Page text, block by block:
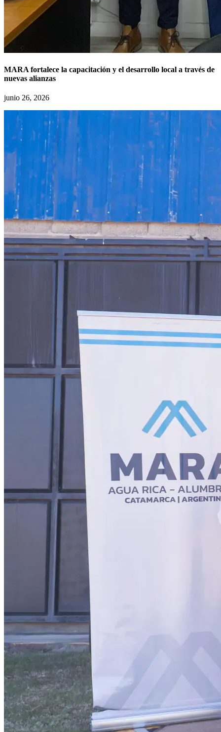
MARA fortalece la capacitación y el desarrollo local a través de
nuevas alianzas
junio 26, 2026